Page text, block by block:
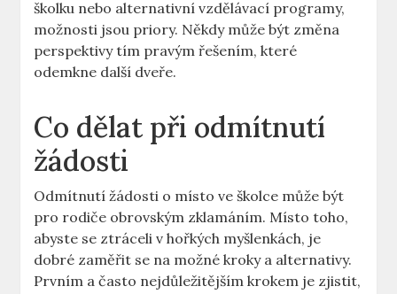
školku nebo alternativní vzdělávací programy,
možnosti jsou priory. Někdy může být ​změna
perspektivy tím ⁢pravým řešením, které
odemkne další dveře.
Co dělat při odmítnutí
žádosti
Odmítnutí žádosti o místo ve školce může být
pro rodiče obrovským zklamáním. Místo toho,
abyste se‌ ztráceli v hořkých myšlenkách, je⁣
dobré zaměřit se na možné kroky a alternativy.
⁣Prvním a často nejdůležitějším krokem je zjistit,